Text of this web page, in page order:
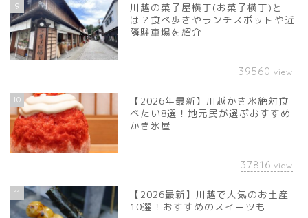
9
川越の菓子屋横丁(お菓子横丁)と
は？食べ歩きやランチスポットや近
隣駐車場を紹介
39560 view
10
【2026年最新】川越かき氷絶対食
べたい8選！地元民が選ぶおすすめ
かき氷屋
37816 view
11
【2026最新】川越で人気のお土産
10選！おすすめのスイーツも